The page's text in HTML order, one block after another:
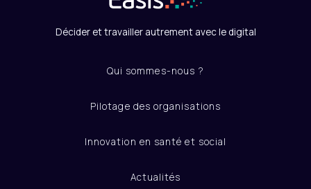
Décider et travailler autrement avec le digital
Qui sommes-nous ?
Pilotage des organisations
Innovation en santé et social
Actualités